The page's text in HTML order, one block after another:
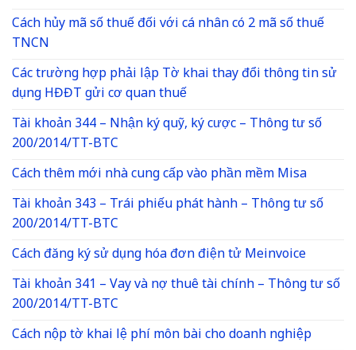
Cách hủy mã số thuế đối với cá nhân có 2 mã số thuế
TNCN
Các trường hợp phải lập Tờ khai thay đổi thông tin sử
dụng HĐĐT gửi cơ quan thuế
Tài khoản 344 – Nhận ký quỹ, ký cược – Thông tư số
200/2014/TT-BTC
Cách thêm mới nhà cung cấp vào phần mềm Misa
Tài khoản 343 – Trái phiếu phát hành – Thông tư số
200/2014/TT-BTC
Cách đăng ký sử dụng hóa đơn điện tử Meinvoice
Tài khoản 341 – Vay và nợ thuê tài chính – Thông tư số
200/2014/TT-BTC
Cách nộp tờ khai lệ phí môn bài cho doanh nghiệp